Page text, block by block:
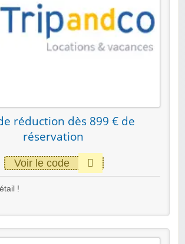
réduction dès 899 € de
réservation
Voir le code
!